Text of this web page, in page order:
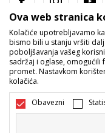
Bosna i
Ova web stranica
Kolačiće upotrebljavamo
bismo bili u stanju vršiti
poboljšavanja vašeg
sadržaj i oglase, omogućili
promet. Nastavkom
kolačića.
Obavezni